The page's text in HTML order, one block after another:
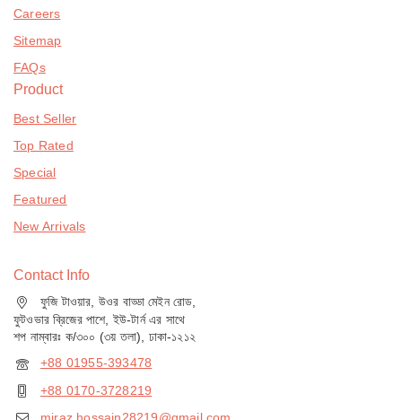
Careers
Sitemap
FAQs
Product
Best Seller
Top Rated
Special
Featured
New Arrivals
Contact Info
ফুজি টাওয়ার, উওর বাড্ডা মেইন রোড,
ফুটওভার ব্রিজের পাশে, ইউ-টার্ন এর সাথে
শপ নাম্বারঃ ক/৩০০ (৩য় তলা), ঢাকা-১২১২
+88 01955-393478
+88 0170-3728219